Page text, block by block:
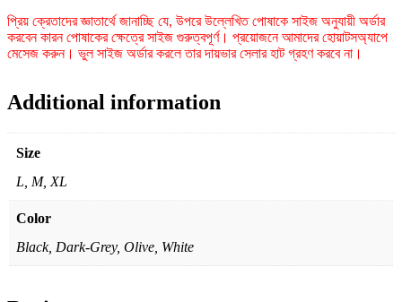
প্রিয় ক্রেতাদের জ্ঞাতার্থে জানাচ্ছি যে, উপরে উল্লেখিত পোষাকে সাইজ অনুযায়ী অর্ডার
করবেন কারন পোষাকের ক্ষেত্রে সাইজ গুরুত্বপূর্ণ। প্রয়োজনে আমাদের হোয়াটসঅ্যাপে
মেসেজ করুন। ভুল সাইজ অর্ডার করলে তার দায়ভার সেলার হাট গ্রহণ করবে না।
Additional information
Size
L, M, XL
Color
Black, Dark-Grey, Olive, White